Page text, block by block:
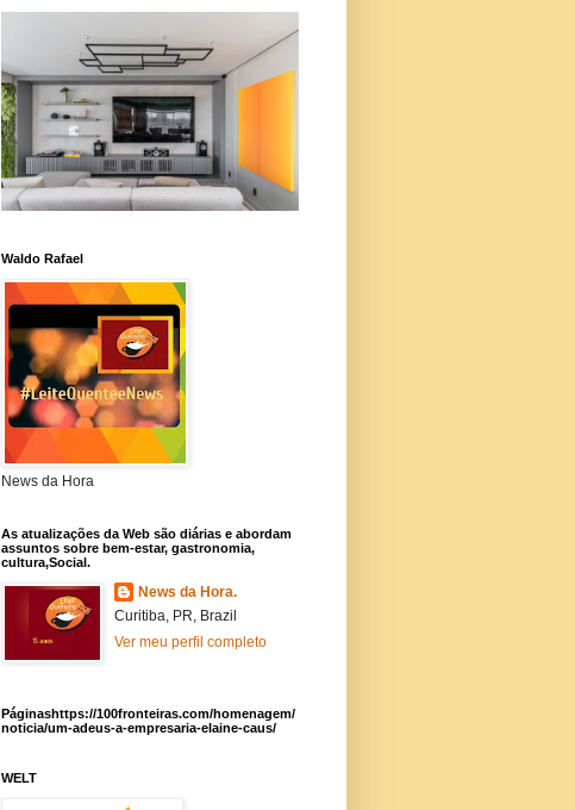
Waldo Rafael
News da Hora
As atualizações da Web são diárias e abordam
assuntos sobre bem-estar, gastronomia,
cultura,Social.
News da Hora.
Curitiba, PR, Brazil
Ver meu perfil completo
Páginashttps://100fronteiras.com/homenagem/
noticia/um-adeus-a-empresaria-elaine-caus/
WELT